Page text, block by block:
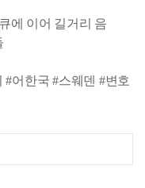
에 이어 길거리 음
#어한국 #스웨덴 #변호